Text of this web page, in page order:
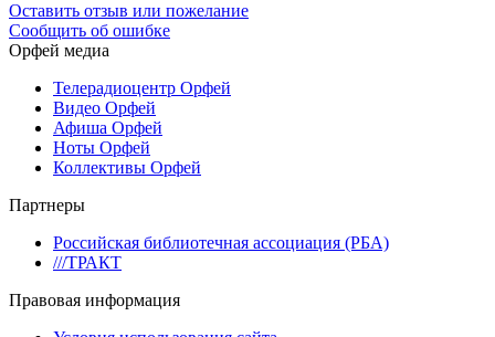
Оставить отзыв или пожелание
Сообщить об ошибке
Орфей медиа
Телерадиоцентр Орфей
Видео Орфей
Афиша Орфей
Ноты Орфей
Коллективы Орфей
Партнеры
Российская библиотечная ассоциация (РБА)
///ТРАКТ
Правовая информация